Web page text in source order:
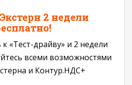
2 недели
«Тест-драйву» и 2 недели
всеми возможностями
и Контур.НДС+